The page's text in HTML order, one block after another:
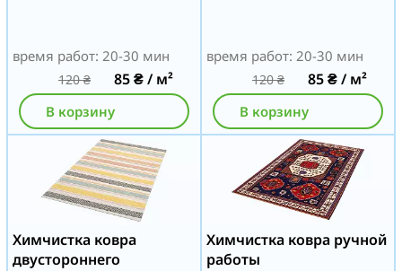
время работ: 20-30 мин
120₴ 85₴/ м²
В корзину
время работ: 20-30 мин
120₴ 85₴/ м²
В корзину
Химчистка ковра
двустороннего
Химчистка ковра ручной
работы